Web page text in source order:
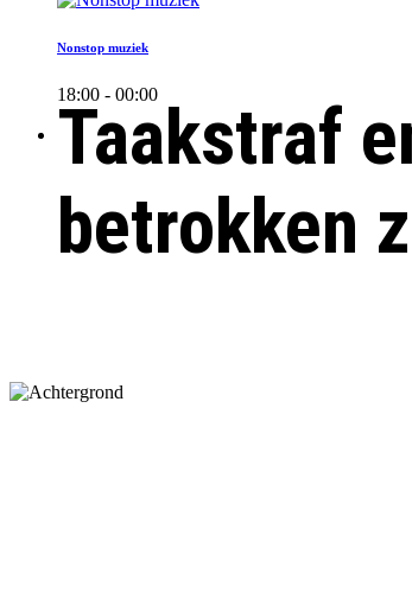
Nonstop muziek
18:00 - 00:00
Taakstraf
betrokken